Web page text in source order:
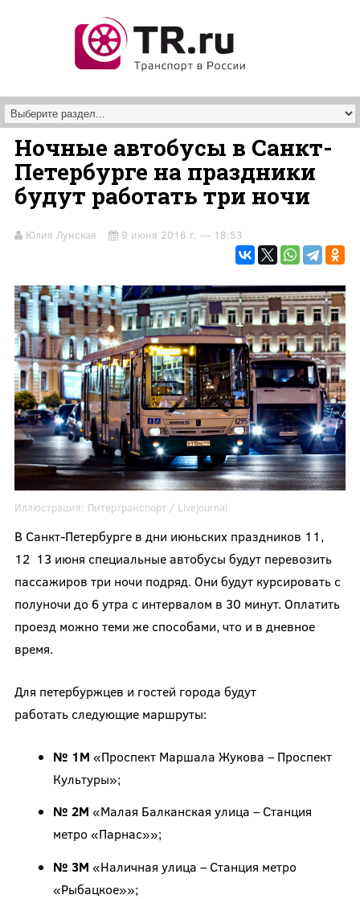
Ночные автобусы в Санкт-
Петербурге на праздники
будут работать три ночи
Юлия Лунская 9 июня 2016 г. — 18:53
Иллюстрация: Питертранспорт / Livejournal
В Санкт-Петербурге в дни июньских праздников 11,
12 13 июня специальные автобусы будут перевозить
пассажиров три ночи подряд. Они будут курсировать с
полуночи до 6 утра с интервалом в 30 минут. Оплатить
проезд можно теми же способами, что и в дневное
время.
Для петербуржцев и гостей города будут
работать следующие маршруты:
№ 1М «Проспект Маршала Жукова – Проспект
Культуры»;
№ 2М «Малая Балканская улица – Станция
метро «Парнас»»;
№ 3М «Наличная улица – Станция метро
«Рыбацкое»»;